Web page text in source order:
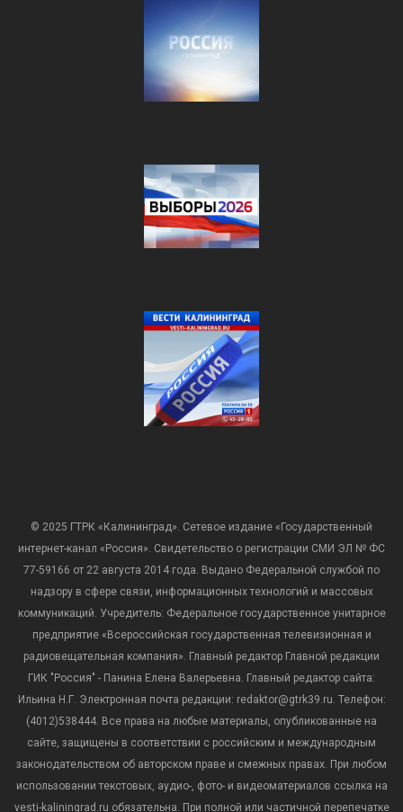
© 2025 ГТРК «Калининград». Сетевое издание «Государственный
интернет-канал «Россия». Свидетельство о регистрации СМИ ЭЛ № ФС
77-59166 от 22 августа 2014 года. Выдано Федеральной службой по
надзору в сфере связи, информационных технологий и массовых
коммуникаций. Учредитель: Федеральное государственное унитарное
предприятие «Всероссийская государственная телевизионная и
радиовещательная компания». Главный редактор Главной редакции
ГИК "Россия" - Панина Елена Валерьевна. Главный редактор сайта:
Ильина Н.Г. Электронная почта редакции: redaktor@gtrk39.ru. Телефон:
(4012)538444. Все права на любые материалы, опубликованные на
сайте, защищены в соответствии с российским и международным
законодательством об авторском праве и смежных правах. При любом
использовании текстовых, аудио-, фото- и видеоматериалов ссылка на
vesti-kaliningrad.ru обязательна. При полной или частичной перепечатке